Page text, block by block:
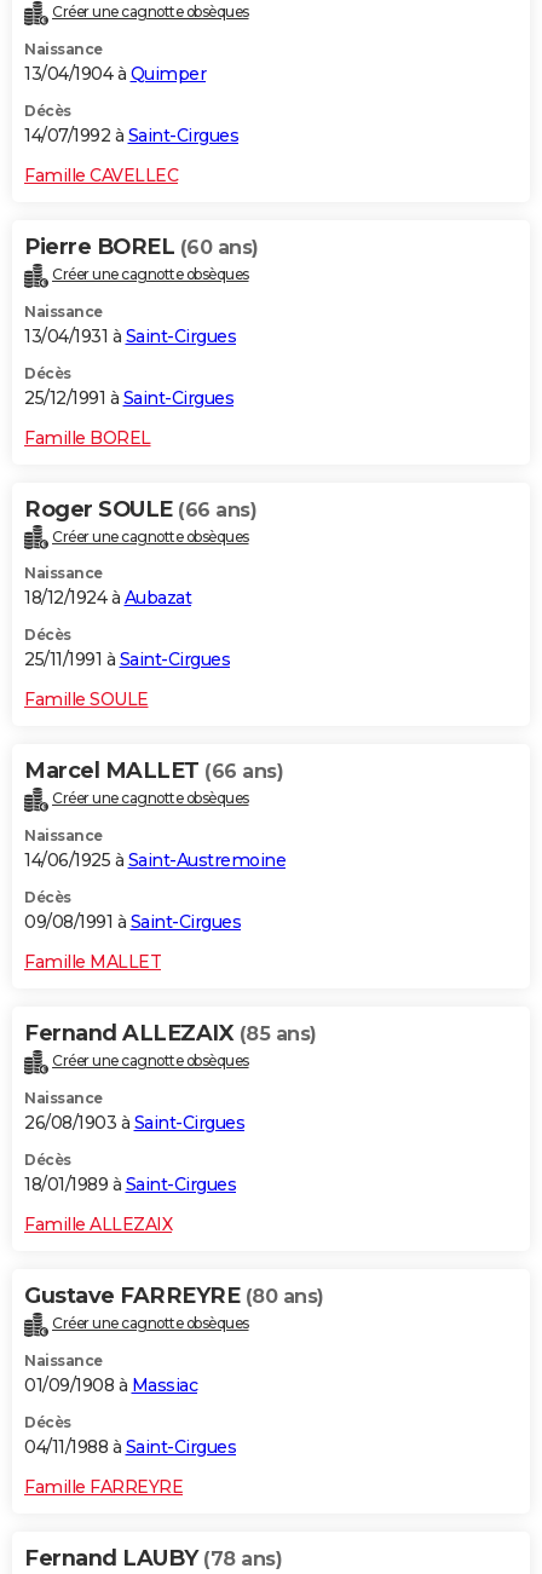
Créer une cagnotte obsèques
Naissance
13/04/1904 à Quimper
Décès
14/07/1992 à Saint-Cirgues
Famille CAVELLEC
Pierre BOREL (60 ans)
Créer une cagnotte obsèques
Naissance
13/04/1931 à Saint-Cirgues
Décès
25/12/1991 à Saint-Cirgues
Famille BOREL
Roger SOULE (66 ans)
Créer une cagnotte obsèques
Naissance
18/12/1924 à Aubazat
Décès
25/11/1991 à Saint-Cirgues
Famille SOULE
Marcel MALLET (66 ans)
Créer une cagnotte obsèques
Naissance
14/06/1925 à Saint-Austremoine
Décès
09/08/1991 à Saint-Cirgues
Famille MALLET
Fernand ALLEZAIX (85 ans)
Créer une cagnotte obsèques
Naissance
26/08/1903 à Saint-Cirgues
Décès
18/01/1989 à Saint-Cirgues
Famille ALLEZAIX
Gustave FARREYRE (80 ans)
Créer une cagnotte obsèques
Naissance
01/09/1908 à Massiac
Décès
04/11/1988 à Saint-Cirgues
Famille FARREYRE
Fernand LAUBY (78 ans)